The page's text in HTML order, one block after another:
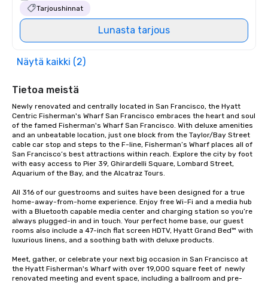
Tarjoushinnat
Lunasta tarjous
Näytä kaikki (2)
Tietoa meistä
Newly renovated and centrally located in San Francisco, the Hyatt
Centric Fisherman's Wharf San Francisco embraces the heart and soul
of the famed Fisherman's Wharf San Francisco. With deluxe amenities
and an unbeatable location, just one block from the Taylor/Bay Street
cable car stop and steps to the F-line, Fisherman’s Wharf places all of
San Francisco’s best attractions within reach. Explore the city by foot
with easy access to Pier 39, Ghirardelli Square, Lombard Street,
Aquarium of the Bay, and the Alcatraz Tours.
All 316 of our guestrooms and suites have been designed for a true
home-away-from-home experience. Enjoy free Wi-Fi and a media hub
with a Bluetooth capable media center and charging station so you’re
always plugged-in and in touch. Your perfect home base, our guest
rooms also include a 47-inch flat screen HDTV, Hyatt Grand Bed™ with
luxurious linens, and a soothing bath with deluxe products.
Meet, gather, or celebrate your next big occasion in San Francisco at
the Hyatt Fisherman's Wharf with over 19,000 square feet of  newly
renovated meeting and event space, including a ballroom and pre-